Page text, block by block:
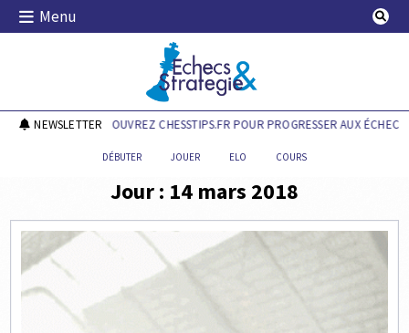
Skip
Menu
Echecs & Stratégie
NEWSLETTERDÉCOUVREZ CHESSTIPS.FR POUR PROGRESSER AUX ÉCHECS !
DÉBUTER JOUER ELO COURS
Jour : 14 mars 2018